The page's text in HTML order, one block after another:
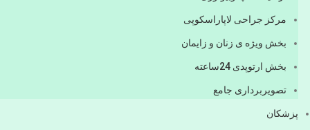
مرکز جراحی لاپاراسکوپی
بخش ویژه ی زنان و زایمان
بخش ارتوپدی 24ساعته
تصویربرداری جامع
پزشكان